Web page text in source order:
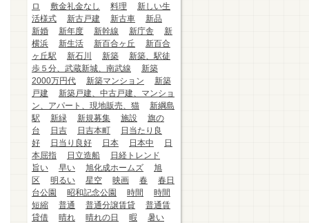
ロ
敷金礼金なし 料理
新しい生
活様式
新古戸建 新古車
新品
新婚
新年度 新幹線 新庁舎
新
横浜
新生活 新百合ヶ丘
新百合
ヶ丘駅
新石川 新築
新築、駅徒
歩５分、武蔵新城、南武線
新築
2000万円代
新築マンション
新築
戸建
新築戸建、中古戸建、マンショ
ン、アパート、現地販売、猫
新綱島
駅
新緑 新規募集 施設
旗の
台
日吉 日吉本町
日当たり良
好
日当り良好 日本 日本中
日
本屈指
日立造船
日経トレンド
旨い
早い 旭化成ホームズ
旭
区
明るい 星空 映画 春
春日
台公園
昭和記念公園 時間
時間
短縮
普通 普通分譲賃貸
普通賃
貸借
晴れ 晴れの日 暇
暑い